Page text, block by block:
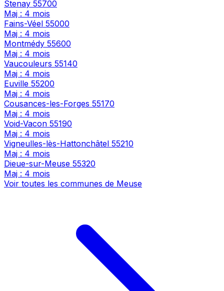
Stenay 55700
Maj : 4 mois
Fains-Véel 55000
Maj : 4 mois
Montmédy 55600
Maj : 4 mois
Vaucouleurs 55140
Maj : 4 mois
Euville 55200
Maj : 4 mois
Cousances-les-Forges 55170
Maj : 4 mois
Void-Vacon 55190
Maj : 4 mois
Vigneulles-lès-Hattonchâtel 55210
Maj : 4 mois
Dieue-sur-Meuse 55320
Maj : 4 mois
Voir toutes les communes de Meuse